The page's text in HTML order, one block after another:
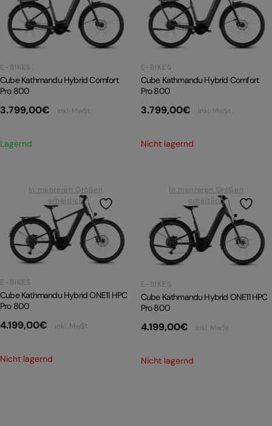
E-BIKE TOUR
Alle entdecken
PRODUKTRÜCKRUFE
E-BIKES
Cube Kathmandu Hybrid Comfort
Pro 800
3.799,00€ inkl. MwSt.
Lagernd
E-BIKES
Cube Kathmandu Hybrid Comfort
Pro 800
3.799,00€ inkl. MwSt.
Nicht lagernd
In mehreren Größen
erhältlich
E-BIKES
Cube Kathmandu Hybrid ONE11 HPC
Pro 800
4.199,00€ inkl. MwSt.
Nicht lagernd
In mehreren Größen
erhältlich
E-BIKES
Cube Kathmandu Hybrid ONE11 HPC
Pro 800
4.199,00€ inkl. MwSt.
Nicht lagernd